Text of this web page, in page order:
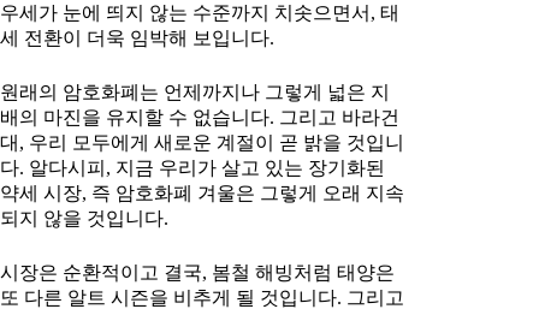
우세가 눈에 띄지 않는 수준까지 치솟으면서, 태
세 전환이 더욱 임박해 보입니다.
원래의 암호화폐는 언제까지나 그렇게 넓은 지
배의 마진을 유지할 수 없습니다. 그리고 바라건
대, 우리 모두에게 새로운 계절이 곧 밝을 것입니
다. 알다시피, 지금 우리가 살고 있는 장기화된
약세 시장, 즉 암호화폐 겨울은 그렇게 오래 지속
되지 않을 것입니다.
시장은 순환적이고 결국, 봄철 해빙처럼 태양은
또 다른 알트 시즌을 비추게 될 것입니다. 그리고